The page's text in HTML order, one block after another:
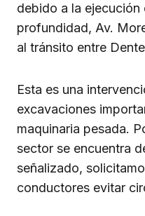
debido a la
profundidad, Av.
al tránsito entre
Esta es una
excavaciones
maquinaria pesada.
sector se encuentra
señalizado,
conductores evitar